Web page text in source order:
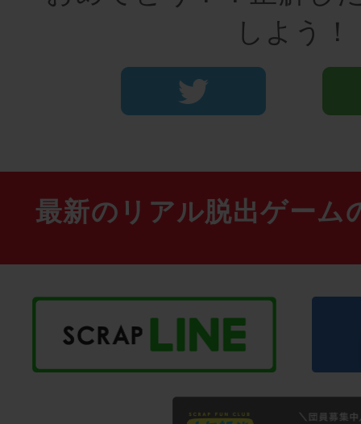
しよう！
最新のリアル脱出ゲーム